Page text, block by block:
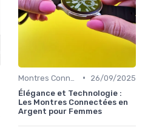
•
26/09/2025
Élégance et Technologie :
Les Montres Connectées en
Argent pour Femmes